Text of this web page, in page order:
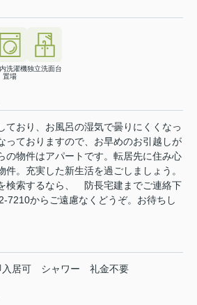
洗濯機
置場
独立洗面台
ており、お風呂の湿気で曇りにくくなっ
っておりますので、お早めのお引越しが
の物件はアパートです。転居先に住み心
。充実した新生活を過ごしましょう。
検索するなら、 防長宅建までご連絡下
7210からご遠慮なくどうぞ。お待ちし
入居可 シャワー 礼金不要